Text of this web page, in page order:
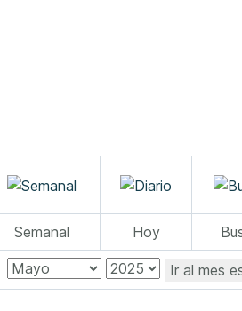
Semanal Hoy
Ir al mes